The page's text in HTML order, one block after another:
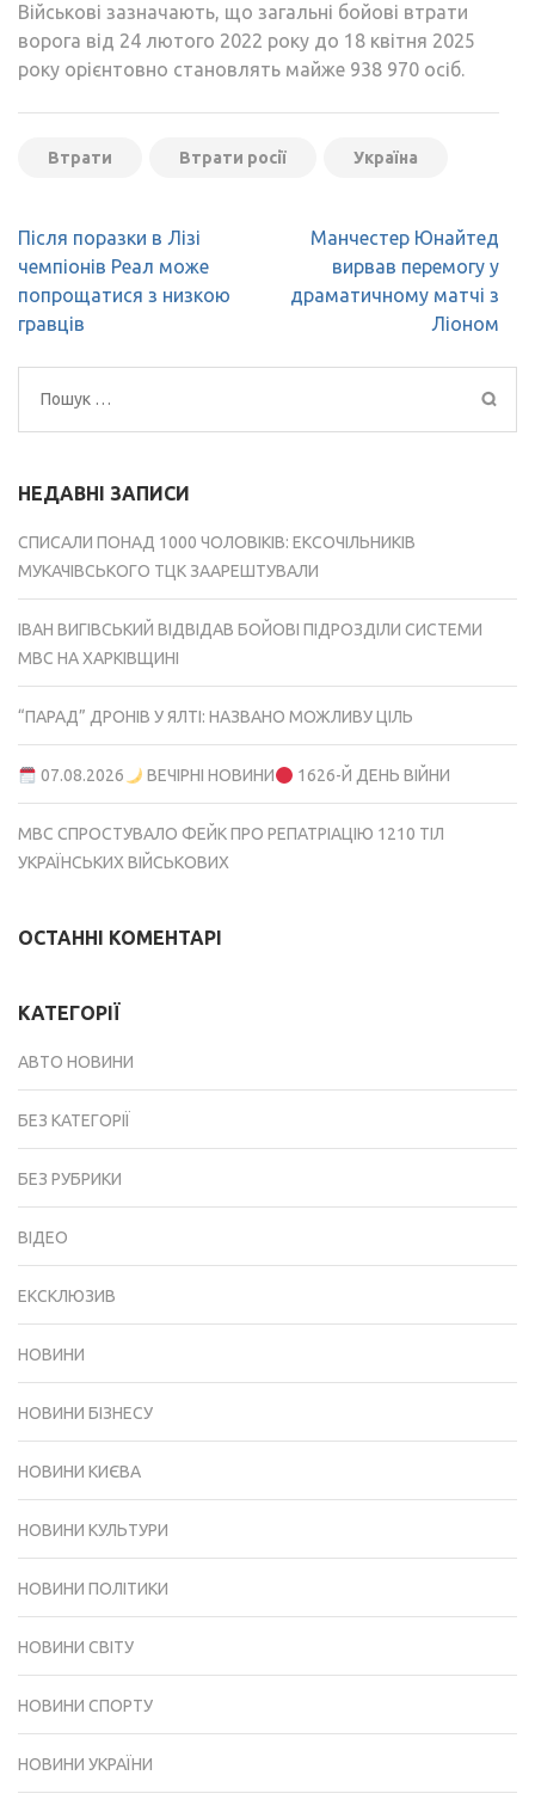
Військові зазначають, що загальні бойові втрати
ворога від 24 лютого 2022 року до 18 квітня 2025
року орієнтовно становлять майже 938 970 осіб.
Втрати Втрати росії Україна
Навігація
записів
Після поразки в Лізі
чемпіонів Реал може
попрощатися з низкою
гравців
Манчестер Юнайтед
вирвав перемогу у
драматичному матчі з
Ліоном
Пошук:
НЕДАВНІ ЗАПИСИ
СПИСАЛИ ПОНАД 1000 ЧОЛОВІКІВ: ЕКСОЧІЛЬНИКІВ
МУКАЧІВСЬКОГО ТЦК ЗААРЕШТУВАЛИ
ІВАН ВИГІВСЬКИЙ ВІДВІДАВ БОЙОВІ ПІДРОЗДІЛИ СИСТЕМИ
МВС НА ХАРКІВЩИНІ
“ПАРАД” ДРОНІВ У ЯЛТІ: НАЗВАНО МОЖЛИВУ ЦІЛЬ
07.08.2026 ВЕЧІРНІ НОВИНИ 1626-Й ДЕНЬ ВІЙНИ
МВС СПРОСТУВАЛО ФЕЙК ПРО РЕПАТРІАЦІЮ 1210 ТІЛ
УКРАЇНСЬКИХ ВІЙСЬКОВИХ
ОСТАННІ КОМЕНТАРІ
КАТЕГОРІЇ
АВТО НОВИНИ
БЕЗ КАТЕГОРІЇ
БЕЗ РУБРИКИ
ВІДЕО
ЕКСКЛЮЗИВ
НОВИНИ
НОВИНИ БІЗНЕСУ
НОВИНИ КИЄВА
НОВИНИ КУЛЬТУРИ
НОВИНИ ПОЛІТИКИ
НОВИНИ СВІТУ
НОВИНИ СПОРТУ
НОВИНИ УКРАЇНИ